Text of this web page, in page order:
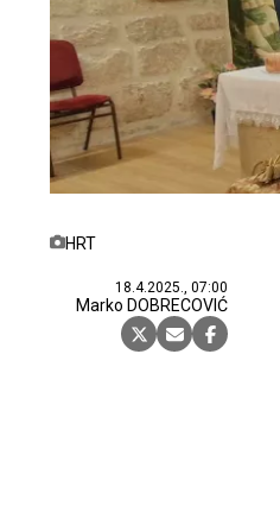
HRT
18.4.2025., 07:00
Marko DOBRECOVIĆ